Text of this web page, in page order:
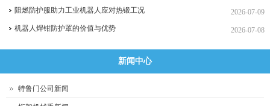
2026-07-09
阻燃防护服助力工业机器人应对热锻工况
2026-07-08
机器人焊钳防护罩的价值与优势
新闻中心
特鲁门公司新闻